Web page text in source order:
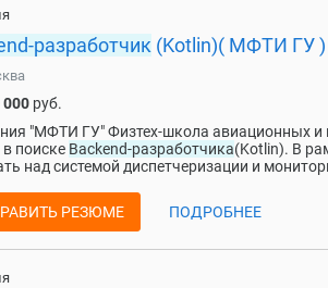
разработчик (Kotlin)( МФТИ ГУ )
000 руб.
"МФТИ ГУ" Физтех-школа авиационных
поиске Backend-разработчика(Kotlin). В
над системой диспетчеризации и
РЕЗЮМЕ ПОДРОБНЕЕ